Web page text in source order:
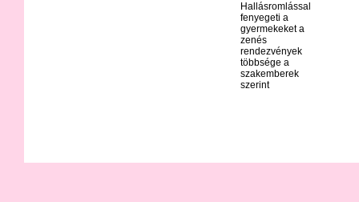
Hallásromlással
fenyegeti a
gyermekeket a
zenés
rendezvények
többsége a
szakemberek
szerint